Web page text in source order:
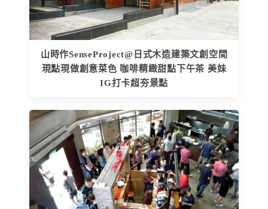
山時作SenseProject@日式木造建築文創空間
現點現做創意菜色 咖啡精緻甜點下午茶 美妹
IG打卡超夯景點